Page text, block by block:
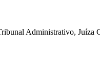
Administrativo,